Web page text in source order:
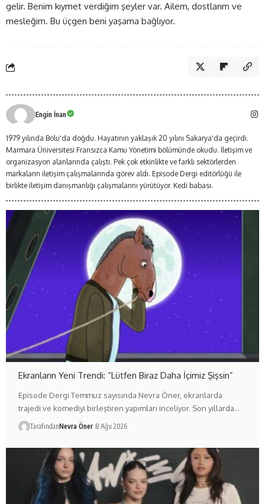
gelir. Benim kıymet verdiğim şeyler var. Ailem, dostlarım ve
mesleğim. Bu üçgen beni yaşama bağlıyor.
Engin İnan
1979 yılında Bolu'da doğdu. Hayatının yaklaşık 20 yılını Sakarya'da geçirdi.
Marmara Üniversitesi Fransızca Kamu Yönetimi bölümünde okudu. İletişim ve
organizasyon alanlarında çalıştı. Pek çok etkinlikte ve farklı sektörlerden
markaların iletişim çalışmalarında görev aldı. Episode Dergi editörlüğü ile
birlikte iletişim danışmanlığı çalışmalarını yürütüyor. Kedi babası.
Ekranların Yeni Trendi: “Lütfen Biraz Daha İçimiz Şişsin”
Episode Dergi Temmuz sayısında Nevra Öner, ekranlarda
trajedi ve komediyi birleştiren yapımları inceliyor. Son yıllarda…
TarafındanNevra Öner 8 Ağu 2026